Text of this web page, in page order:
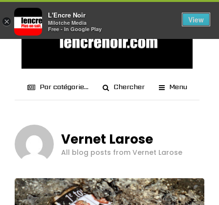
Par catégorie... Chercher Menu
Vernet Larose
All blog posts from Vernet Larose
×
L'Encre Noir
Milotche Media
Free - In Google Play
View